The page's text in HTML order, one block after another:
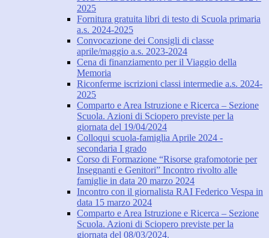
2025
Fornitura gratuita libri di testo di Scuola primaria
a.s. 2024-2025
Convocazione dei Consigli di classe
aprile/maggio a.s. 2023-2024
Cena di finanziamento per il Viaggio della
Memoria
Riconferme iscrizioni classi intermedie a.s. 2024-
2025
Comparto e Area Istruzione e Ricerca – Sezione
Scuola. Azioni di Sciopero previste per la
giornata del 19/04/2024
Colloqui scuola-famiglia Aprile 2024 -
secondaria I grado
Corso di Formazione “Risorse grafomotorie per
Insegnanti e Genitori” Incontro rivolto alle
famiglie in data 20 marzo 2024
Incontro con il giornalista RAI Federico Vespa in
data 15 marzo 2024
Comparto e Area Istruzione e Ricerca – Sezione
Scuola. Azioni di Sciopero previste per la
giornata del 08/03/2024.